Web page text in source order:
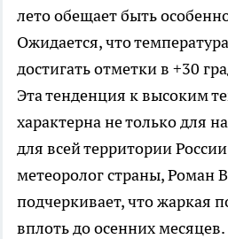
лето обещает быть
Ожидается, что
достигать отметки в +30
Эта тенденция к высоким
характерна не только для
для всей территории
метеоролог страны, Роман
подчеркивает, что жаркая
вплоть до осенних месяцев.